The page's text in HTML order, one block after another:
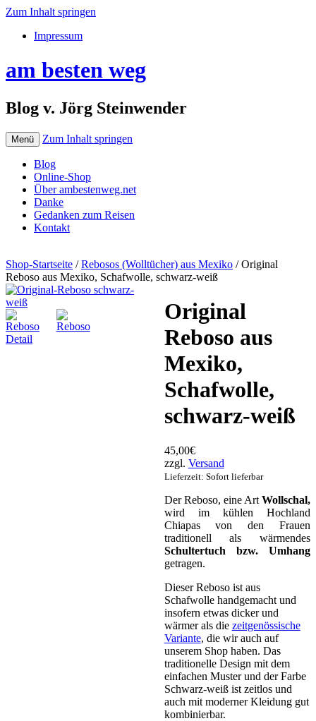
Zum Inhalt springen
Impressum
am besten weg
Blog v. Jörg Steinwender
Menü Zum Inhalt springen
Blog
Online-Shop
Über ambestenweg.net
Danke
Gedanken zum Reisen
Kontakt
Shop-Startseite /Rebosos (Wolltücher) aus Mexiko / Original
Reboso aus Mexiko, Schafwolle, schwarz-weiß
Original
Reboso aus
Mexiko,
Schafwolle,
schwarz-weiß
45,00€
zzgl. Versand
Lieferzeit: Sofort lieferbar
Der Reboso, eine Art Wollschal,
wird im kühlen Hochland
Chiapas von den Frauen
traditionell als wärmendes
Schultertuch bzw. Umhang
getragen.
Dieser Reboso ist aus
Schafwolle handgemacht und
insofern etwas dicker und
wärmer als die zeitgenössische
Variante, die wir auch auf
unserem Shop haben. Das
traditionelle Design mit dem
einfachen Muster und der Farbe
Schwarz-weiß ist zeitlos und
auch mit moderner Kleidung gut
kombinierbar.